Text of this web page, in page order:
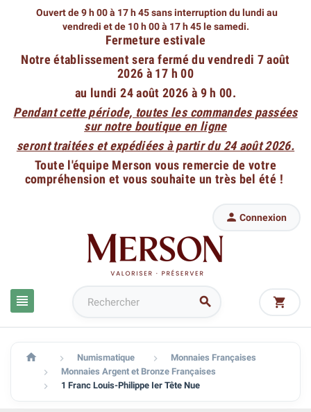
Ouvert de 9 h 00 à 17 h 45 sans interruption du lundi au
vendredi et de 10 h 00 à 17 h 45 le samedi.
Fermeture estivale
Notre établissement sera fermé du vendredi 7 août
2026 à 17 h 00
au lundi 24 août 2026 à 9 h 00.
Pendant cette période, toutes les commandes passées
sur notre boutique en ligne
seront traitées et expédiées à partir du 24 août 2026.
Toute l'équipe Merson vous remercie de votre
compréhension et vous souhaite un très bel été !
 
 Connexion

  Numismatique  Monnaies Françaises
 Monnaies Argent et Bronze Françaises
 1 Franc Louis-Philippe Ier Tête Nue